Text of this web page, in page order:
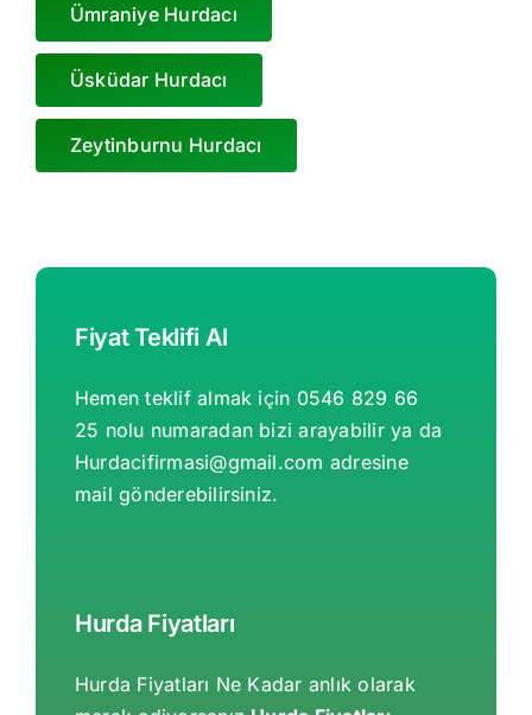
Ümraniye Hurdacı
Üsküdar Hurdacı
Zeytinburnu Hurdacı
Fiyat Teklifi Al
Hemen teklif almak için 0546 829 66
25 nolu numaradan bizi arayabilir ya da
Hurdacifirmasi@gmail.com adresine
mail gönderebilirsiniz.
Hurda Fiyatları
Hurda Fiyatları Ne Kadar anlık olarak